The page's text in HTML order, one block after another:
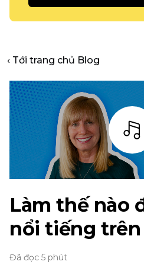
‹ Tới trang chủ Blog
Thanh
Làm thế nào
nổi tiếng
Đã đọc 5 phút